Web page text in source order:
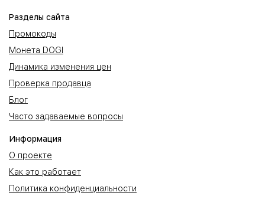
Разделы сайта
Промокоды
Монета DOGI
Динамика изменения цен
Проверка продавца
Блог
Часто задаваемые вопросы
Информация
О проекте
Как это работает
Политика конфиденциальности